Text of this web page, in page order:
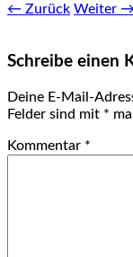
← Zurück Weiter →
Schreibe einen
Deine E-Mail-
Felder sind mit *
Kommentar *